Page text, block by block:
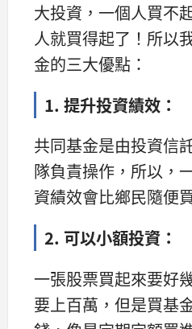
大投資，一個人買不
人就買得起了！所以
金的三大優點：
1. 提升投資績效：
共同基金是由投資信
隊負責操作，所以，
資績效會比鄉民隨便
2. 可以小額投資：
一張股票買起來要好
要上百萬，但是買基